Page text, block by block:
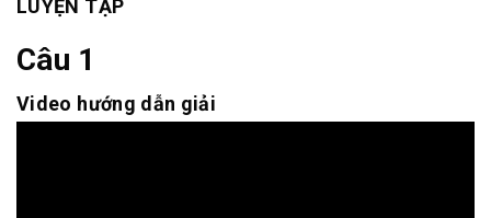
LUYỆN TẬP
Câu 1
Video hướng dẫn giải